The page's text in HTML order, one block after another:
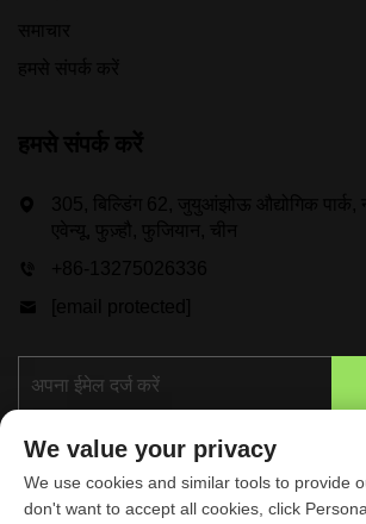
We value your privacy
We use cookies and similar tools to provide
don't want to accept all cookies, click